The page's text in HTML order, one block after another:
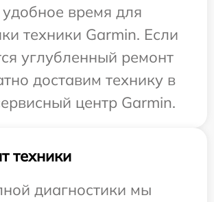
время для
техники Garmin. Если
углубленный ремонт
доставим технику в
центр Garmin.
техники
диагностики мы